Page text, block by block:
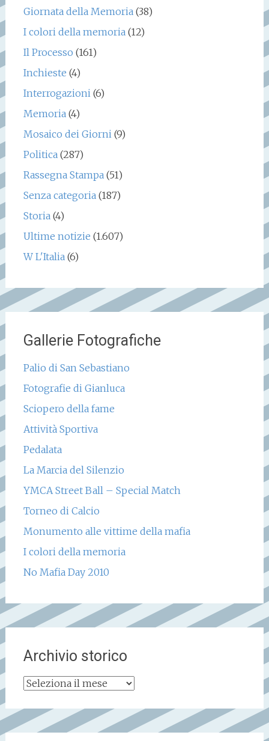
Giornata della Memoria(38)
I colori della memoria(12)
Il Processo (161)
Inchieste (4)
Interrogazioni(6)
Memoria(4)
Mosaico dei Giorni(9)
Politica(287)
Rassegna Stampa(51)
Senza categoria(187)
Storia(4)
Ultime notizie (1.607)
W L'Italia(6)
Gallerie Fotografiche
Palio di San Sebastiano
Fotografie di Gianluca
Sciopero della fame
Attività Sportiva
Pedalata
La Marcia del Silenzio
YMCA Street Ball – Special Match
Torneo di Calcio
Monumento alle vittime della mafia
I colori della memoria
No Mafia Day 2010
Archivio storico
Archivio